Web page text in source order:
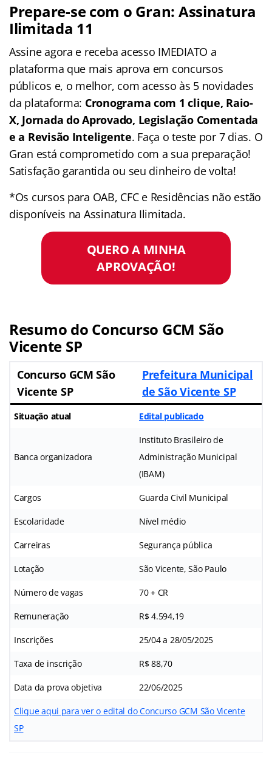
Prepare-se com o Gran: Assinatura
Ilimitada 11
Assine agora e receba acesso IMEDIATO a
plataforma que mais aprova em concursos
públicos e, o melhor, com acesso às 5 novidades
da plataforma: Cronograma com 1 clique, Raio-
X, Jornada do Aprovado, Legislação Comentada
e a Revisão Inteligente. Faça o teste por 7 dias. O
Gran está comprometido com a sua preparação!
Satisfação garantida ou seu dinheiro de volta!
*Os cursos para OAB, CFC e Residências não estão
disponíveis na Assinatura Ilimitada.
QUERO A MINHA
APROVAÇÃO!
Resumo do Concurso GCM São
Vicente SP
Concurso GCM São
Vicente SP
Prefeitura Municipal
de São Vicente SP
Situação atual Edital publicado
Banca organizadora
Instituto Brasileiro de
Administração Municipal
(IBAM)
Cargos Guarda Civil Municipal
Escolaridade Nível médio
Carreiras Segurança pública
Lotação São Vicente, São Paulo
Número de vagas 70 + CR
Remuneração R$ 4.594,19
Inscrições 25/04 a 28/05/2025
Taxa de inscrição R$ 88,70
Data da prova objetiva 22/06/2025
Clique aqui para ver o edital do Concurso GCM São Vicente
SP